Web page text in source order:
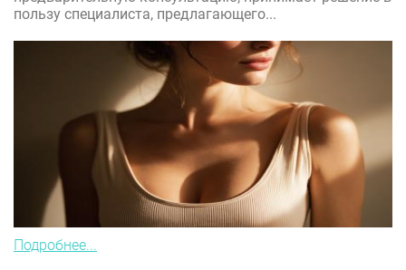
пользу специалиста, предлагающего...
Подробнее...